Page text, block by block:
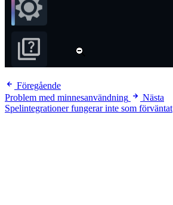
Föregående
Problem med minnesanvändning
Nästa
Spelintegrationer fungerar inte som förväntat